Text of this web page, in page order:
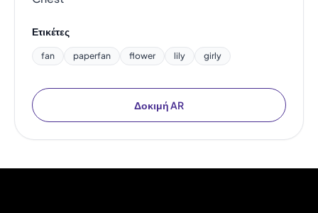
Ετικέτες
fan paperfan flower lily girly
Δοκιμή AR